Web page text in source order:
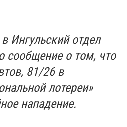
Ингульский отдел
сообщение о том, что
81/26 в
лотереи»
нападение.